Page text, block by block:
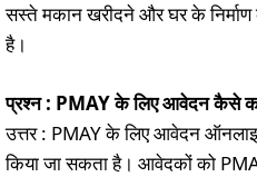
सस्ते मकान खरीदने और घर के निर्माण
है।
प्रश्न : PMAY के लिए आवेदन कैसे
उत्तर : PMAY के लिए आवेदन
किया जा सकता है। आवेदकों को